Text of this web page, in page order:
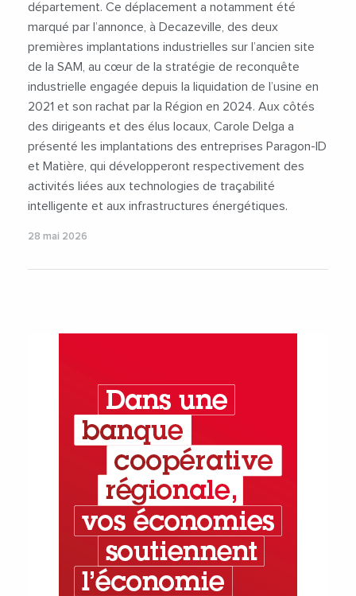
département. Ce déplacement a notamment été
marqué par l’annonce, à Decazeville, des deux
premières implantations industrielles sur l’ancien site
de la SAM, au cœur de la stratégie de reconquête
industrielle engagée depuis la liquidation de l’usine en
2021 et son rachat par la Région en 2024. Aux côtés
des dirigeants et des élus locaux, Carole Delga a
présenté les implantations des entreprises Paragon-ID
et Matière, qui développeront respectivement des
activités liées aux technologies de traçabilité
intelligente et aux infrastructures énergétiques.
28 mai 2026